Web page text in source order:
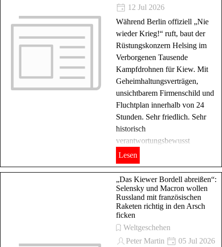
12 Jul 2026
Während Berlin offiziell „Nie
wieder Krieg!“ ruft, baut der
Rüstungskonzern Helsing im
Verborgenen Tausende
Kampfdrohnen für Kiew. Mit
Geheimhaltungsverträgen,
unsichtbarem Firmenschild und
Fluchtplan innerhalb von 24
Stunden. Sehr friedlich. Sehr
historisch
verantwortungsbewusst
Lesen
„Das Kiewer Bordell abreißen“:
Selensky und Macron wollen
Russland mit französischen
Raketen richtig in den Arsch
ficken
Weltgeschehen
Peter Martin
05 Jul 2026